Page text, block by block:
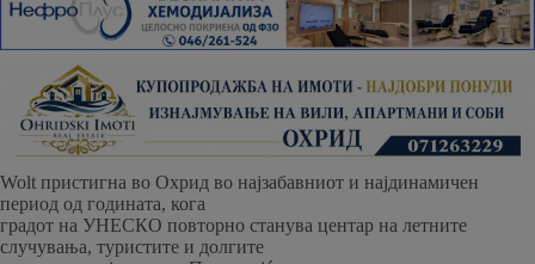
Wolt пристигна во Охрид во најзабавниот и најдинамичен
период од годината, кога
градот на УНЕСКО повторно станува центар на летните
случувања, туристите и долгите